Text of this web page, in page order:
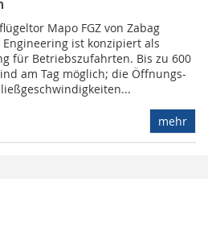
Mapo FGZ von Zabag
Engineering ist konzipiert als
für Betriebszufahrten. Bis zu 600
am Tag möglich; die Öffnungs-
mehr